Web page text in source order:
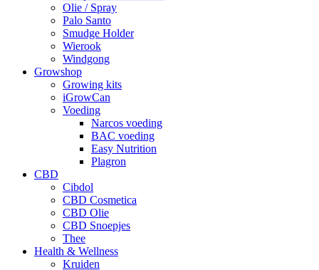
Olie / Spray
Palo Santo
Smudge Holder
Wierook
Windgong
Growshop
Growing kits
iGrowCan
Voeding
Narcos voeding
BAC voeding
Easy Nutrition
Plagron
CBD
Cibdol
CBD Cosmetica
CBD Olie
CBD Snoepjes
Thee
Health & Wellness
Kruiden